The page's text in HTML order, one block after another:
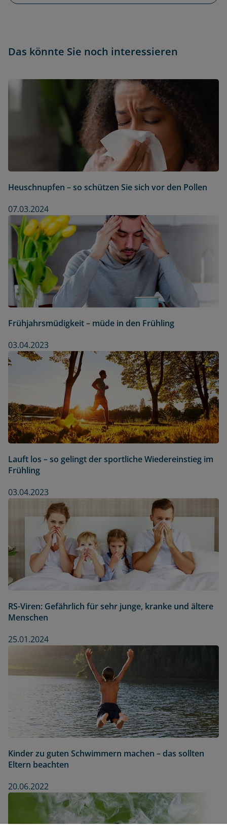
Das könnte Sie noch interessieren
Heuschnupfen – so schützen Sie sich vor den Pollen
07.03.2024
Frühjahrsmüdigkeit – müde in den Frühling
03.04.2023
Lauft los – so gelingt der sportliche Wiedereinstieg im
Frühling
03.04.2023
RS-Viren: Gefährlich für sehr junge, kranke und ältere
Menschen
25.01.2024
Kinder zu guten Schwimmern machen – das sollten
Eltern beachten
20.06.2022